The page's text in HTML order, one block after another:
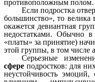
противоположным
Если подростка
большинство», то велика
окажется девиантная
недостатками. Обычно
«платы» за принятие)
этой группы, в том числе
Серьезные
сфере подростков: для
неустойчивость эмоций,